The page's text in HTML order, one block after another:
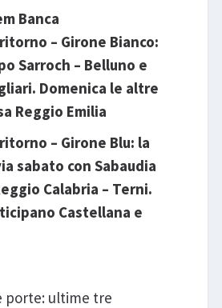
Banca
– Girone Bianco:
Sarroch – Belluno e
Domenica le altre
Reggio Emilia
– Girone Blu: la
sabato con Sabaudia
Calabria – Terni.
Castellana e
porte: ultime tre